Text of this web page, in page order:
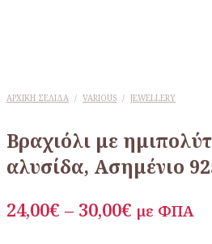
ΑΡΧΙΚΉ ΣΕΛΊΔΑ / VARIOUS / JEWELLERY
Βραχιόλι με
αλυσίδα, Ασημένιο
24,00€ – 30,00€ Price
με ΦΠΑ